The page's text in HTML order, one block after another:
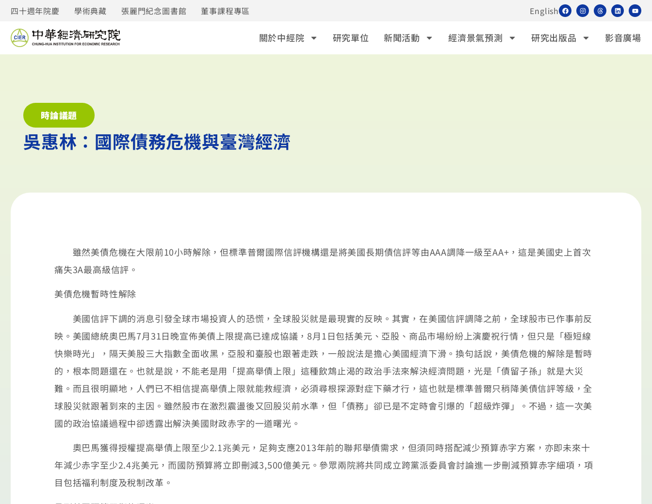
四十週年院慶 學術典藏 張麗門紀念圖書館 董事課程專區 English
關於中經院 研究單位 新聞活動 經濟景氣預測 研究出版品 影音廣場
時論議題
吳惠林：國際債務危機與臺灣經濟
雖然美債危機在大限前10小時解除，但標準普爾國際信評機構還是將美國長期債信評等由AAA調降一級至AA+，這是美國史上首次
痛失3A最高級信評。
美債危機暫時性解除
美國信評下調的消息引發全球市場投資人的恐慌，全球股災就是最現實的反映。其實，在美國信評調降之前，全球股市已作事前反
映。美國總統奧巴馬7月31日晚宣佈美債上限提高已達成協議，8月1日包括美元、亞股、商品市場紛紛上演慶祝行情，但只是「極短線
快樂時光」，隔天美股三大指數全面收黑，亞股和臺股也跟著走跌，一般說法是擔心美國經濟下滑。換句話說，美債危機的解除是暫時
的，根本問題還在。也就是說，不能老是用「提高舉債上限」這種飲鴆止渴的政治手法來解決經濟問題，光是「債留子孫」就是大災
難。而且很明顯地，人們已不相信提高舉債上限就能救經濟，必須尋根探源對症下藥才行，這也就是標準普爾只稍降美債信評等級，全
球股災就跟著到來的主因。雖然股市在激烈震盪後又回股災前水準，但「債務」卻已是不定時會引爆的「超級炸彈」。不過，這一次美
國的政治協議過程中卻透露出解決美國財政赤字的一道曙光。
奧巴馬獲得授權提高舉債上限至少2.1兆美元，足夠支應2013年前的聯邦舉債需求，但須同時搭配減少預算赤字方案，亦即未來十
年減少赤字至少2.4兆美元，而國防預算將立即刪減3,500億美元。參眾兩院將共同成立跨黨派委員會討論進一步刪減預算赤字細項，項
目包括福利制度及稅制改革。